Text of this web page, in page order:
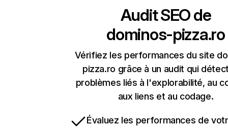
Audit SEO de
dominos-pizza.ro
Vérifiez les performances du site
pizza.ro grâce à un audit qui
problèmes liés à l'explorabilité, au
aux liens et au codage.
Évaluez les performances de